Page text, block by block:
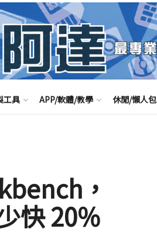
工具 APP/軟體/教學 休閒/懶人包
，
快 20%